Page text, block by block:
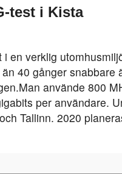
test i Kista
en verklig
40 gånger snabbare
använde 800
per användare.
Tallinn. 2020